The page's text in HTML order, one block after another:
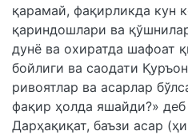
қарамай, фақирликда кун
қариндошлари ва
дунё ва охиратда шафоат
бойлиги ва саодати
ривоятлар ва асарлар
фақир ҳолда яшайди?»
Дарҳақиқат, баъзи асар